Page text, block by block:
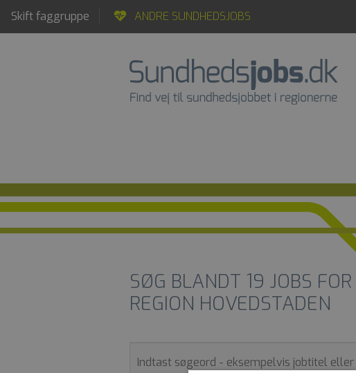
Skift faggruppe ANDRE SUNDHEDSJOBS
SØG BLANDT 19 JOBS FOR
REGION HOVEDSTADEN